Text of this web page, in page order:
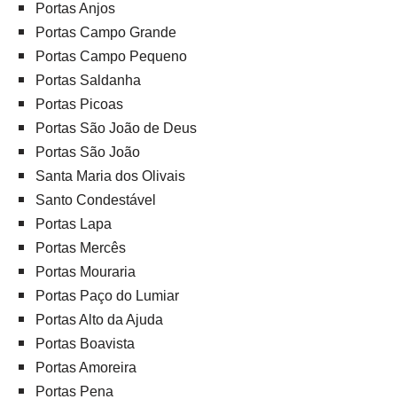
Portas Anjos
Portas Campo Grande
Portas Campo Pequeno
Portas Saldanha
Portas Picoas
Portas São João de Deus
Portas São João
Santa Maria dos Olivais
Santo Condestável
Portas Lapa
Portas Mercês
Portas Mouraria
Portas Paço do Lumiar
Portas Alto da Ajuda
Portas Boavista
Portas Amoreira
Portas Pena